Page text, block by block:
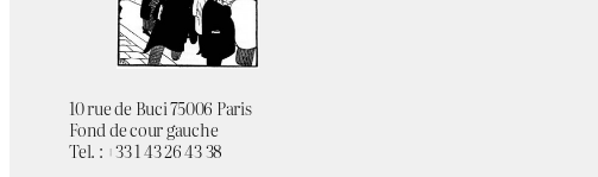
10 rue de Buci 75006 Paris
Fond de cour gauche
Tel. : +33 1 43 26 43 38